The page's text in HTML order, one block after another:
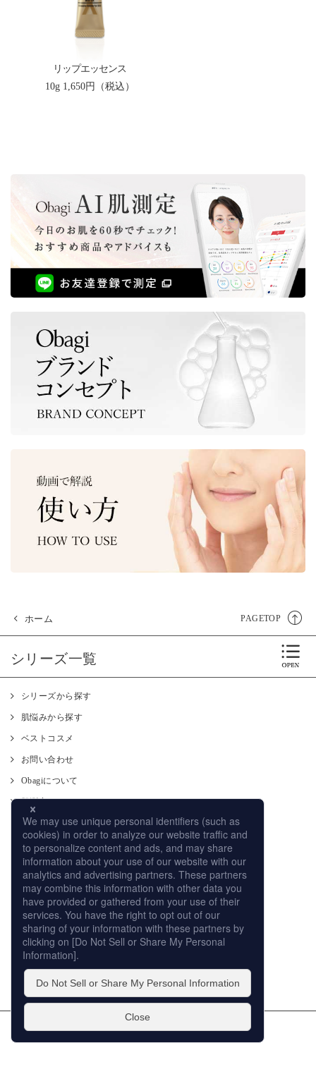
リップエッセンス
10g 1,650円（税込）
ホーム PAGETOP
シリーズ一覧
シリーズから探す
肌悩みから探す
ベストコスメ
お問い合わせ
Obagiについて
肌測定
使い方
CM
オンラインストア
取り扱い店舗
サイトマップ
プライバシーポリシー
個人情報の取扱いについて
このサイトの利用について
販売店への取り組み